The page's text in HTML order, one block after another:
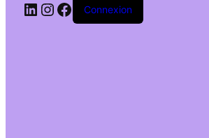
LinkedIn
Instagram
Facebook
Connexion